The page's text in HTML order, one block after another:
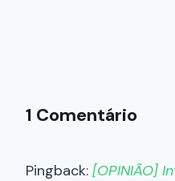
1 Comentário
Pingback: [OPINIÃO]